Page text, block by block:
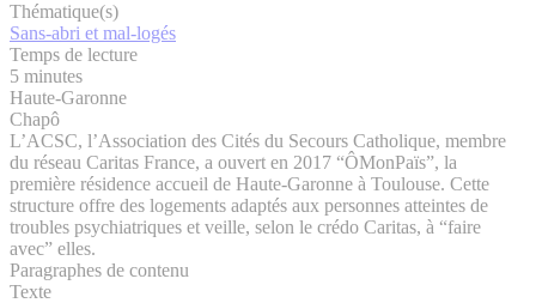
Thématique(s)
Sans-abri et mal-logés
Temps de lecture
5 minutes
Haute-Garonne
Chapô
L’ACSC, l’Association des Cités du Secours Catholique, membre
du réseau Caritas France, a ouvert en 2017 “ÔMonPaïs”, la
première résidence accueil de Haute-Garonne à Toulouse. Cette
structure offre des logements adaptés aux personnes atteintes de
troubles psychiatriques et veille, selon le crédo Caritas, à “faire
avec” elles.
Paragraphes de contenu
Texte